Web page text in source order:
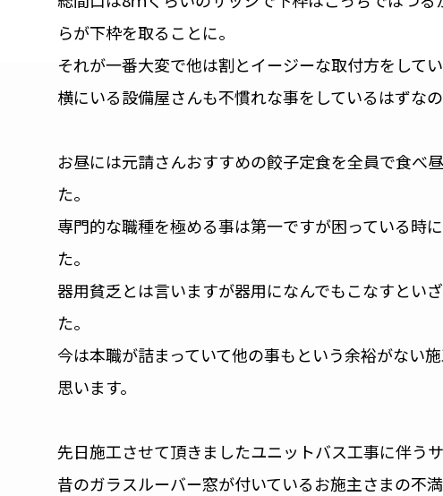
らが下枠を取ることに。
それが一番大変で他は割とイージーな取付方をして
横にいる設備屋さんも不慣れな事をしているはずな
お昼には元請さんおすすめの餃子定食を全員で食べ
た。
専門的な職種を極める事は第一ですが困っている時
た。
器用貧乏とは言いますが器用になんでもこなすとい
た。
今は本職が詰まっていて他の事もという余裕がない
思います。
先日施工させて頂きましたユニットバス工事に伴う
昔のガラスルーバー窓が付いているお施主さまの不満